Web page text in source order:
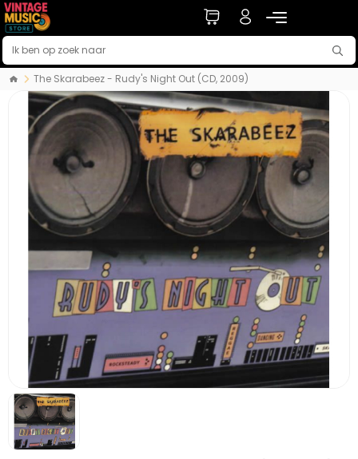
The Skarabeez - Rudy's Night Out (CD, 2009)